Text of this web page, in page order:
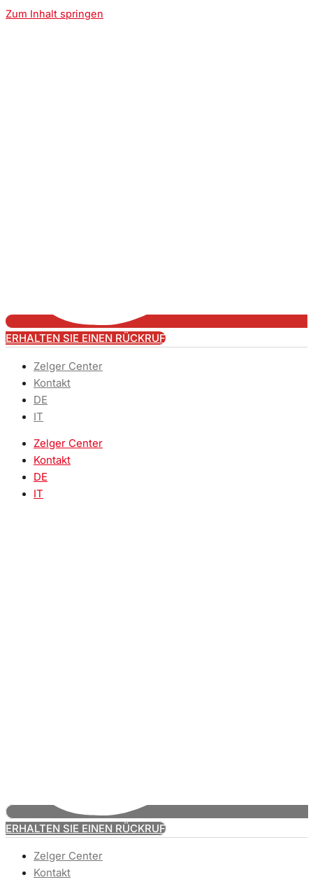
Zum Inhalt springen
ERHALTEN SIE EINEN RÜCKRUF
Zelger Center
Kontakt
DE
IT
Zelger Center
Kontakt
DE
IT
ERHALTEN SIE EINEN RÜCKRUF
Zelger Center
Kontakt